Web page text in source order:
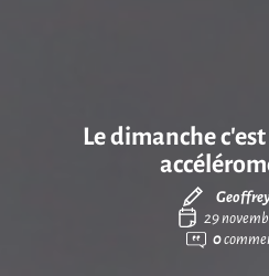
Le dimanche
29
0